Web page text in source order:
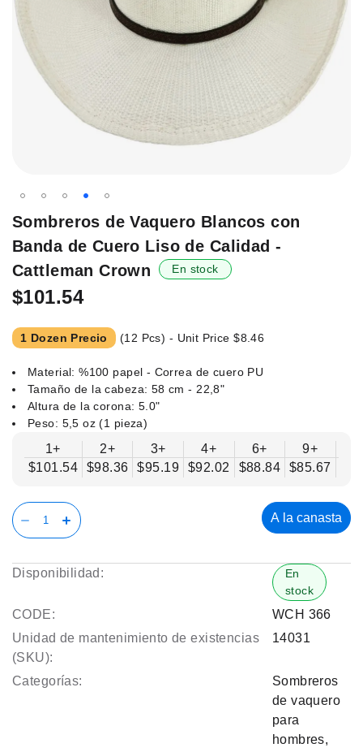
Saltar
principio
de
galería
imágenes.
Sombreros de Vaquero Blancos con
Banda de Cuero Liso de Calidad -
Cattleman Crown
En stock
$101.54
1 Dozen Precio (12 Pcs) - Unit Price$8.46
Material: %100 papel - Correa de cuero PU
Tamaño de la cabeza: 58 cm - 22,8"
Altura de la corona: 5.0"
Peso: 5,5 oz (1 pieza)
1+
$101.54
2+
$98.36
3+
$95.19
4+
$92.02
6+
$88.84
9+
$85.67
A la canasta
Disponibilidad:
En
stock
CODE:
WCH 366
Unidad de mantenimiento de existencias
(SKU):
14031
Categorías:
Sombreros
de vaquero
para
hombres,